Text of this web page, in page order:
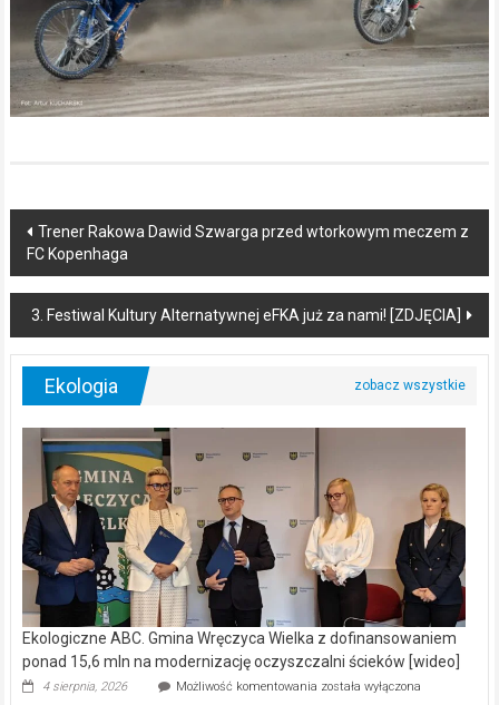
Post
navigation
Trener Rakowa Dawid Szwarga przed wtorkowym meczem z
FC Kopenhaga
3. Festiwal Kultury Alternatywnej eFKA już za nami! [ZDJĘCIA]
Ekologia
Ekologiczne ABC. Gmina Wręczyca Wielka z dofinansowaniem
ponad 15,6 mln na modernizację oczyszczalni ścieków [wideo]
4 sierpnia, 2026 Możliwość komentowania Ekologiczne
została wyłączona